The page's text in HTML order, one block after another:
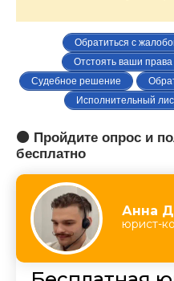
Обратиться с
Отстоять ваши права
Судебное решение
Исполнительный
🟠 Пройдите опрос и
бесплатно